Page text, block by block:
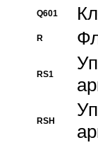
Q601
R
RS1
RSH